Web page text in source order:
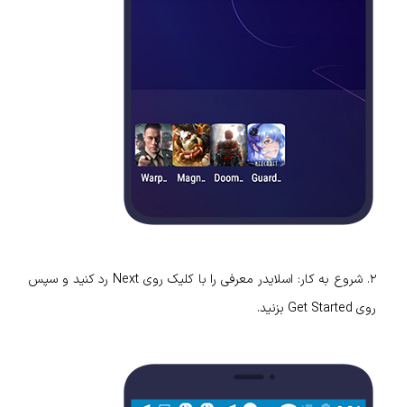
٢. شروع به کار: اسلایدر معرفی را با کلیک روی Next رد کنید و سپس
روی Get Started بزنید.